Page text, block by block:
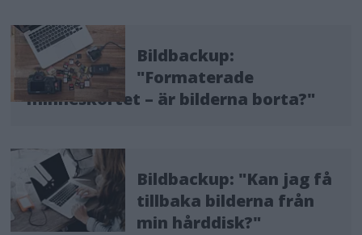
Bildbackup:
"Formaterade
minneskortet – är bilderna borta?"
Bildbackup: "Kan jag få
tillbaka bilderna från
min hårddisk?"